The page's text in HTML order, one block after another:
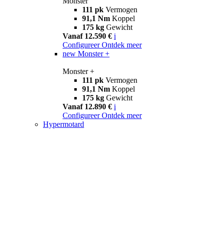
111 pk Vermogen
91,1 Nm Koppel
175 kg Gewicht
Vanaf 12.590 € i
Configureer Ontdek meer
new Monster +
Monster +
111 pk Vermogen
91,1 Nm Koppel
175 kg Gewicht
Vanaf 12.890 € i
Configureer Ontdek meer
Hypermotard